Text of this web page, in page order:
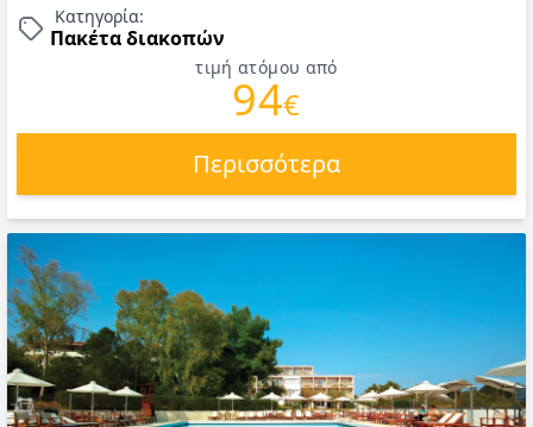
Κατηγορία:
Πακέτα διακοπών
τιμή ατόμου από
94€
Περισσότερα